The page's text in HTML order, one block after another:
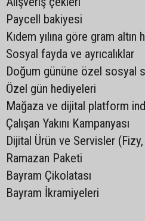
Paycell bakiyesi
Kıdem yılına göre gram altın
Sosyal fayda ve ayrıcalıklar
Doğum gününe özel sosyal
Özel gün hediyeleri
Mağaza ve dijital platform
Çalışan Yakını Kampanyası
Dijital Ürün ve Servisler
Ramazan Paketi
Bayram Çikolatası
Bayram İkramiyeleri